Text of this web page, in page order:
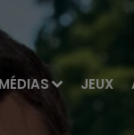
MÉDIAS JEUX